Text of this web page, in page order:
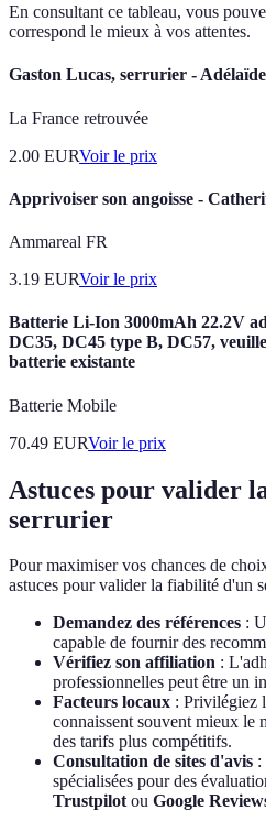
En consultant ce tableau, vous
correspond le mieux à vos attentes.
Gaston Lucas, serrurier -
La France retrouvée
2.00 EURVoir le prix
Apprivoiser son angoisse -
Ammareal FR
3.19 EURVoir le prix
Batterie Li-Ion 3000mAh 22.2V
DC35, DC45 type B, DC57,
batterie existante
Batterie Mobile
70.49 EURVoir le prix
Astuces pour valider
serrurier
Pour maximiser vos chances de
astuces pour valider la fiabilité d'un
Demandez des références :
capable de fournir des
Vérifiez son affiliation :
professionnelles peut être un
Facteurs locaux : Privilégiez
connaissent souvent mieux le
des tarifs plus compétitifs.
Consultation de sites d'avis :
spécialisées pour des
Trustpilotou Google